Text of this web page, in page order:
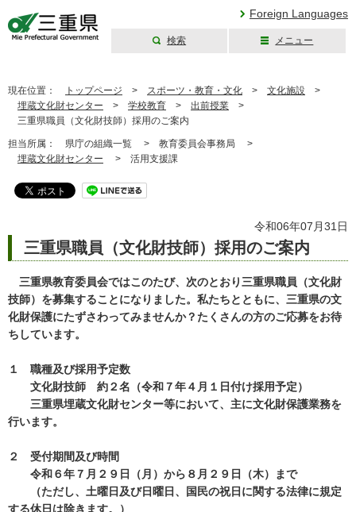
Foreign Languages
検索 メニュー
現在位置： トップページ > スポーツ・教育・文化 > 文化施設 >
埋蔵文化財センター > 学校教育 > 出前授業 >
三重県職員（文化財技師）採用のご案内
担当所属： 県庁の組織一覧 > 教育委員会事務局 >
埋蔵文化財センター > 活用支援課
令和06年07月31日
三重県職員（文化財技師）採用のご案内
三重県教育委員会ではこのたび、次のとおり三重県職員（文化財
技師）を募集することになりました。私たちとともに、三重県の文
化財保護にたずさわってみませんか？たくさんの方のご応募をお待
ちしています。
１ 職種及び採用予定数
文化財技師 約２名（令和７年４月１日付け採用予定）
三重県埋蔵文化財センター等において、主に文化財保護業務を
行います。
２ 受付期間及び時間
令和６年７月２９日（月）から８月２９日（木）まで
（ただし、土曜日及び日曜日、国民の祝日に関する法律に規定
する休日は除きます。）